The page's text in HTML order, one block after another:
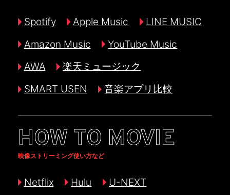
Spotify Apple Music
LINE MUSIC
Amazon Music
YouTube Music
AWA
楽天ミュージック
SMART USEN
音楽アプリ比較
HOW TO MOVIE
映像ストリーミング使い方など
Netflix Hulu
U-NEXT